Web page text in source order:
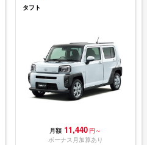
タフト
月額 11,440 円～
ボーナス月加算あり